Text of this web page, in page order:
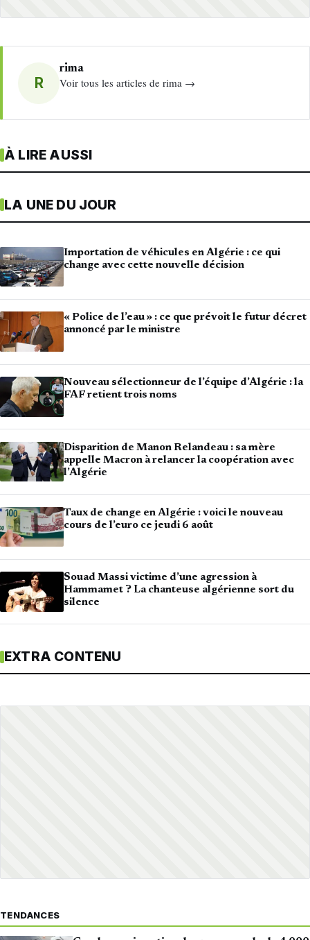
R
rima
Voir tous les articles de rima →
À LIRE AUSSI
LA UNE DU JOUR
Importation de véhicules en Algérie : ce qui
change avec cette nouvelle décision
« Police de l’eau » : ce que prévoit le futur décret
annoncé par le ministre
Nouveau sélectionneur de l’équipe d’Algérie : la
FAF retient trois noms
Disparition de Manon Relandeau : sa mère
appelle Macron à relancer la coopération avec
l’Algérie
Taux de change en Algérie : voici le nouveau
cours de l’euro ce jeudi 6 août
Souad Massi victime d’une agression à
Hammamet ? La chanteuse algérienne sort du
silence
EXTRA CONTENU
TENDANCES